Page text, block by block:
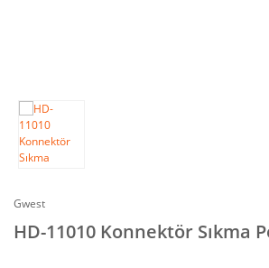
Gwest
HD-11010 Konnektör Sıkma